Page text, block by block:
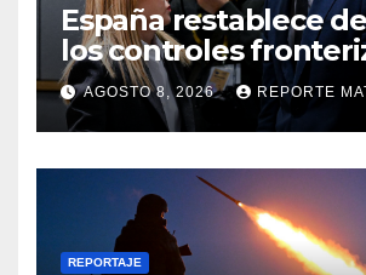
España restablece
los controles
Italia tras el rechazo
a retirar las
AGOSTO 8, 2026 REPORTE
REPORTAJE